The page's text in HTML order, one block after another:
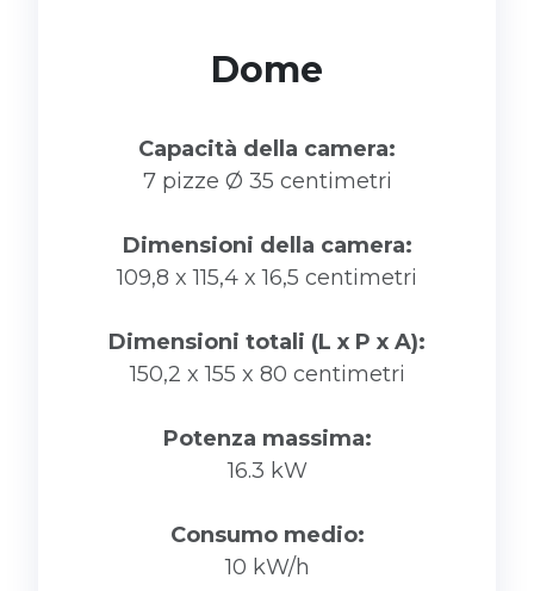
Dome
Capacità della camera:
7 pizze Ø 35 centimetri
Dimensioni della camera:
109,8 x 115,4 x 16,5 centimetri
Dimensioni totali (L x P x A):
150,2 x 155 x 80 centimetri
Potenza massima:
16.3 kW
Consumo medio:
10 kW/h